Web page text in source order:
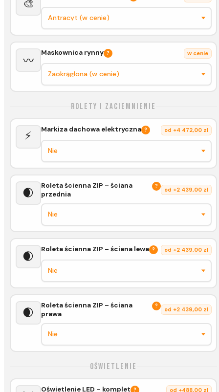
🎨
〰️
Maskownica rynny ? w cenie
Rolety i zaciemnienie
⚡ Markiza dachowa elektryczna ? od +4 472,00 zl
🌒
Roleta ścienna ZIP – ściana
przednia
?
od +2 439,00 zl
🌒
Roleta ścienna ZIP – ściana lewa ? od +2 439,00 zl
🌒
Roleta ścienna ZIP – ściana
prawa
?
od +2 439,00 zl
Oświetlenie
Oświetlenie LED – komplet ? od +488,00 zl